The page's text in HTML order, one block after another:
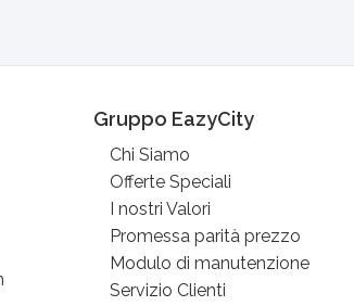
Gruppo EazyCity
Chi Siamo
Offerte Speciali
I nostri Valori
Promessa parità prezzo
Modulo di manutenzione
Servizio Clienti